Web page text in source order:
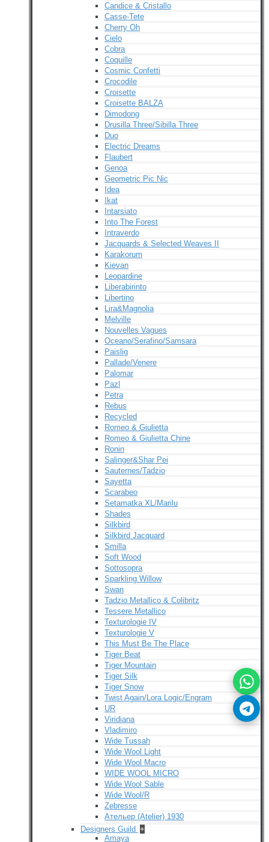
Candice & Cristallo
Casse-Tete
Cherry Oh
Cielo
Cobra
Coquille
Cosmic Confetti
Crocodile
Croisette
Croisette BALZA
Dimodong
Drusilla Three/Sibilla Three
Duo
Electric Dreams
Flaubert
Genoa
Geometric Pic Nic
Idea
Ikat
Intarsiato
Into The Forest
Intraverdo
Jacquards & Selected Weaves II
Karakorum
Kievan
Leopardine
Liberabirinto
Libertino
Lira&Magnolia
Melville
Nouvelles Vagues
Oceano/Serafino/Samsara
Paislig
Pallade/Venere
Palomar
Pazl
Petra
Rebus
Recycled
Romeo & Giulietta
Romeo & Giulietta Chine
Ronin
Salinger&Shar Pei
Sauternes/Tadzio
Sayetta
Scarabeo
Setamatka XL/Marilu
Shades
Silkbird
Silkbird Jacquard
Smilla
Soft Wood
Sottosopra
Sparkling Willow
Swan
Tadzio Metallico & Colibritz
Tessere Metallico
Texturologie IV
Texturologie V
This Must Be The Place
Tiger Beat
Tiger Mountain
Tiger Silk
Tiger Snow
Twist Again/Lora Logic/Engram
UR
Viridiana
Vladimiro
Wide Tussah
Wide Wool Light
Wide Wool Macro
WIDE WOOL MICRO
Wide Wool Sable
Wide Wool/R
Zebresse
Ательер (Atelier) 1930
Designers Guild +
Amaya